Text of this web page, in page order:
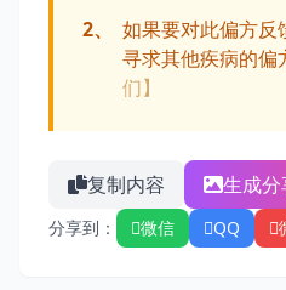
2、
如果要对此偏方反
寻求其他疾病的偏
们】
复制内容 生成
分享到： 微信 QQ